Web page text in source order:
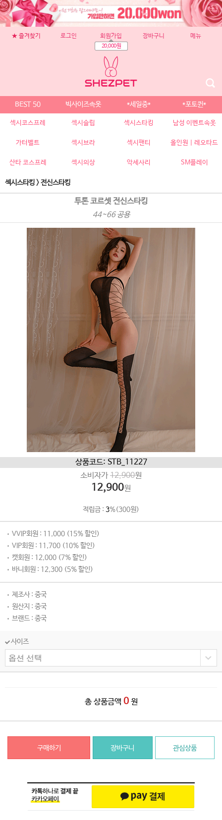
★ 즐겨찾기 로그인 회원가입
20,000원
장바구니 메뉴
BEST 50 빅사이즈속옷 *세일중* *포토퀸*
섹시코스프레 섹시슬립 섹시스타킹 남성 이벤트속옷
가터벨트 섹시브라 섹시팬티 올인원 | 레오타드
산타 코스프레 섹시의상 악세사리 SM플레이
섹시스타킹 >전신스타킹
투톤 코르셋 전신스타킹
44~66 공용
상품코드: STB_11227
소비자가 12,900원
12,900원
적립금 : 3%(300원)
VVIP회원 : 11,000 (15% 할인)
VIP회원 : 11,700 (10% 할인)
캣회원 : 12,000 (7% 할인)
바니회원 : 12,300 (5% 할인)
제조사 : 중국
원산지 : 중국
브랜드 : 중국
사이즈
총 상품금액 0 원
구매하기 장바구니 관심상품